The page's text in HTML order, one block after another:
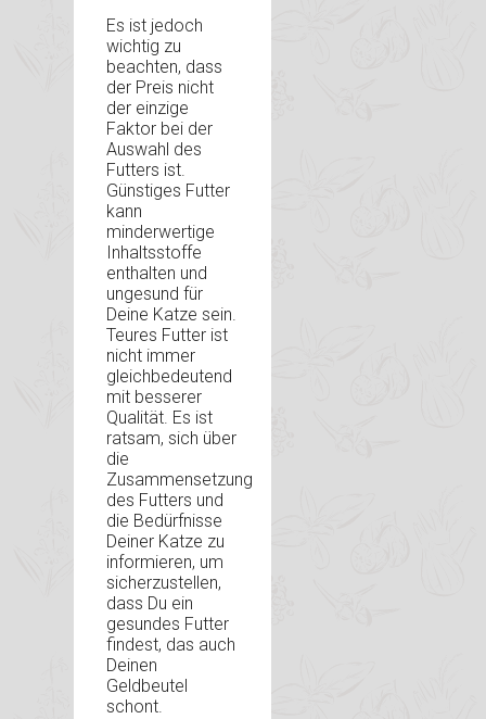
Es ist jedoch
wichtig zu
beachten, dass
der Preis nicht
der einzige
Faktor bei der
Auswahl des
Futters ist.
Günstiges Futter
kann
minderwertige
Inhaltsstoffe
enthalten und
ungesund für
Deine Katze sein.
Teures Futter ist
nicht immer
gleichbedeutend
mit besserer
Qualität. Es ist
ratsam, sich über
die
Zusammensetzung
des Futters und
die Bedürfnisse
Deiner Katze zu
informieren, um
sicherzustellen,
dass Du ein
gesundes Futter
findest, das auch
Deinen
Geldbeutel
schont.